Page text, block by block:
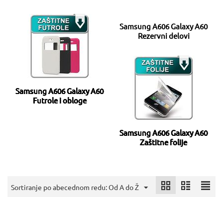
Samsung A606 Galaxy A60
Futrole i obloge
Samsung A606 Galaxy A60
Rezervni delovi
Samsung A606 Galaxy A60
Zaštitne folije
Sortiranje po abecednom redu: Od A do Ž